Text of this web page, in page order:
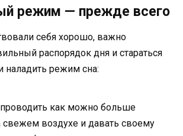
режим — прежде всего
себя хорошо, важно
распорядок дня и стараться
наладить режим сна:
проводить как можно больше
свежем воздухе и давать своему